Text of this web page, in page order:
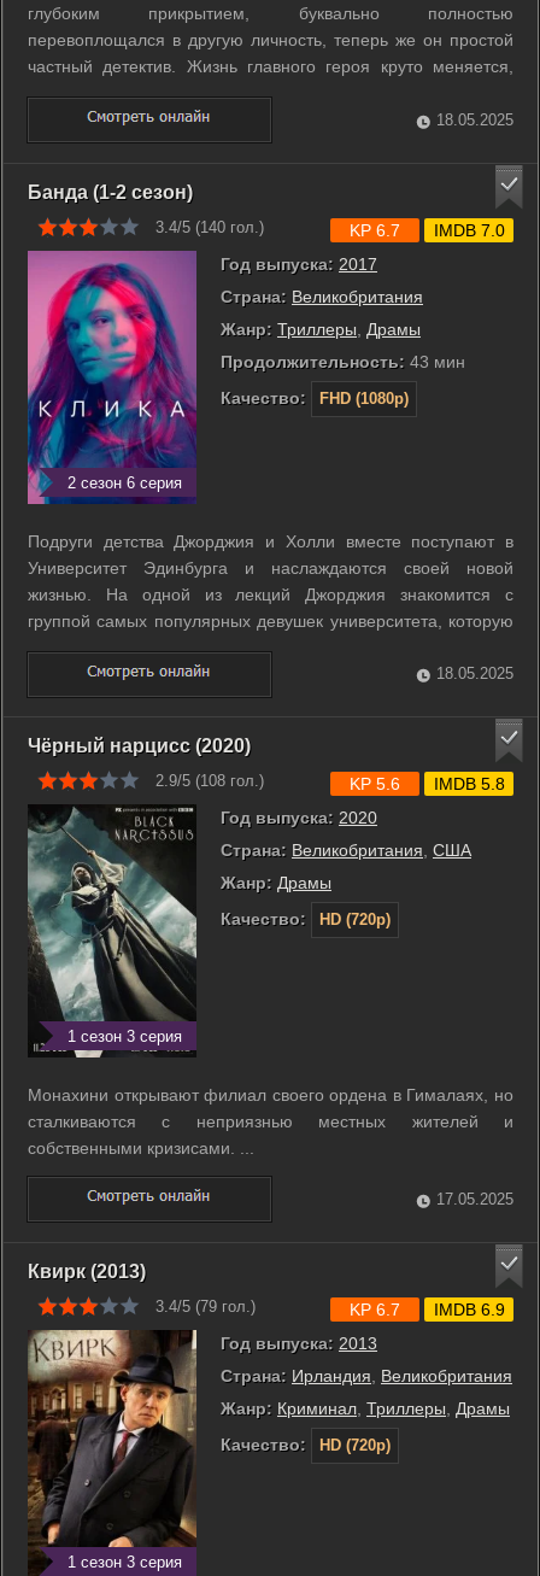
глубоким прикрытием, буквально полностью
перевоплощался в другую личность, теперь же он простой
частный детектив. Жизнь главного героя круто меняется,
когда Мартин узнает, что, возможно, он не тот, кем себя
считает. И теперь ему предстоит докопаться до истины: он
страдает заурядным раздвоением ...
18.05.2025
Банда (1-2 сезон)
3.4/5 (140 гол.)
2 сезон 6 серия
Год выпуска: 2017
Страна: Великобритания
Жанр: Триллеры
Драмы
Продолжительность: 43 мин
Качество:
FHD (1080p)
KP 6.7 IMDB 7.0
Подруги детства Джорджия и Холли вместе поступают в
Университет Эдинбурга и наслаждаются своей новой
жизнью. На одной из лекций Джорджия знакомится с
группой самых популярных девушек университета, которую
возглавляет профессор Джуд Макдермид. Вскоре Холли
начинает замечать, что её некогда лучшая подруга
стремительно отдаляется от неё и всё своё ...
18.05.2025
Чёрный нарцисс (2020)
2.9/5 (108 гол.)
1 сезон 3 серия
Год выпуска: 2020
Страна: Великобритания США
Жанр: Драмы
Качество:
HD (720p)
KP 5.6 IMDB 5.8
Монахини открывают филиал своего ордена в Гималаях, но
сталкиваются с неприязнью местных жителей и
собственными кризисами. ...
17.05.2025
Квирк (2013)
3.4/5 (79 гол.)
1 сезон 3 серия
Год выпуска: 2013
Страна: Ирландия
Великобритания
Жанр: Криминал Триллеры
Драмы
Качество:
HD (720p)
KP 6.7 IMDB 6.9